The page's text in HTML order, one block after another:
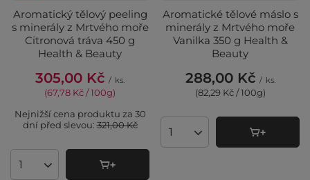
Aromatický tělový peeling
s minerály z Mrtvého moře
Citronová tráva 450 g
Health & Beauty
305,00 Kč / ks.
(67,78 Kč / 100g)
Nejnižší cena produktu za 30
dní před slevou:321,00 Kč
Množství produktů
Aromatické tělové máslo s
minerály z Mrtvého moře
Vanilka 350 g Health &
Beauty
288,00 Kč / ks.
(82,29 Kč / 100g)
Množství produktů